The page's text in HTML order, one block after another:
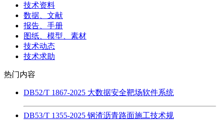
技术资料
数据、文献
报告、手册
图纸、模型、素材
技术动态
技术求助
热门内容
DB52/T 1867-2025 大数据安全靶场软件系统
DB53/T 1355-2025 钢渣沥青路面施工技术规